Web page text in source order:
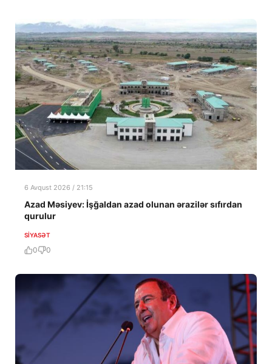
6 Avqust 2026 / 21:15
Azad Məsiyev: İşğaldan azad olunan ərazilər sıfırdan
qurulur
SIYASƏT
0 0